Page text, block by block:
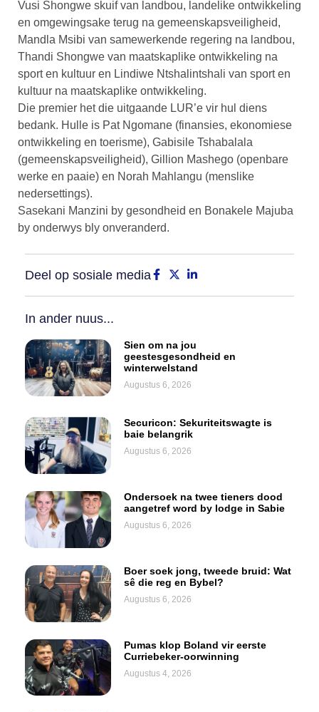
Vusi Shongwe skuif van landbou, landelike ontwikkeling
en omgewingsake terug na gemeenskapsveiligheid,
Mandla Msibi van samewerkende regering na landbou,
Thandi Shongwe van maatskaplike ontwikkeling na
sport en kultuur en Lindiwe Ntshalintshali van sport en
kultuur na maatskaplike ontwikkeling.
Die premier het die uitgaande LUR’e vir hul diens
bedank. Hulle is Pat Ngomane (finansies, ekonomiese
ontwikkeling en toerisme), Gabisile Tshabalala
(gemeenskapsveiligheid), Gillion Mashego (openbare
werke en paaie) en Norah Mahlangu (menslike
nedersettings).
Sasekani Manzini by gesondheid en Bonakele Majuba
by onderwys bly onveranderd.
Deel op sosiale media
In ander nuus...
Sien om na jou
geestesgesondheid en
winterwelstand
Augustus 6, 2026
Securicon: Sekuriteitswagte is
baie belangrik
Augustus 6, 2026
Ondersoek na twee tieners dood
aangetref word by lodge in Sabie
Augustus 6, 2026
Boer soek jong, tweede bruid: Wat
sê die reg en Bybel?
Augustus 6, 2026
Pumas klop Boland vir eerste
Curriebeker-oorwinning
Augustus 4, 2026